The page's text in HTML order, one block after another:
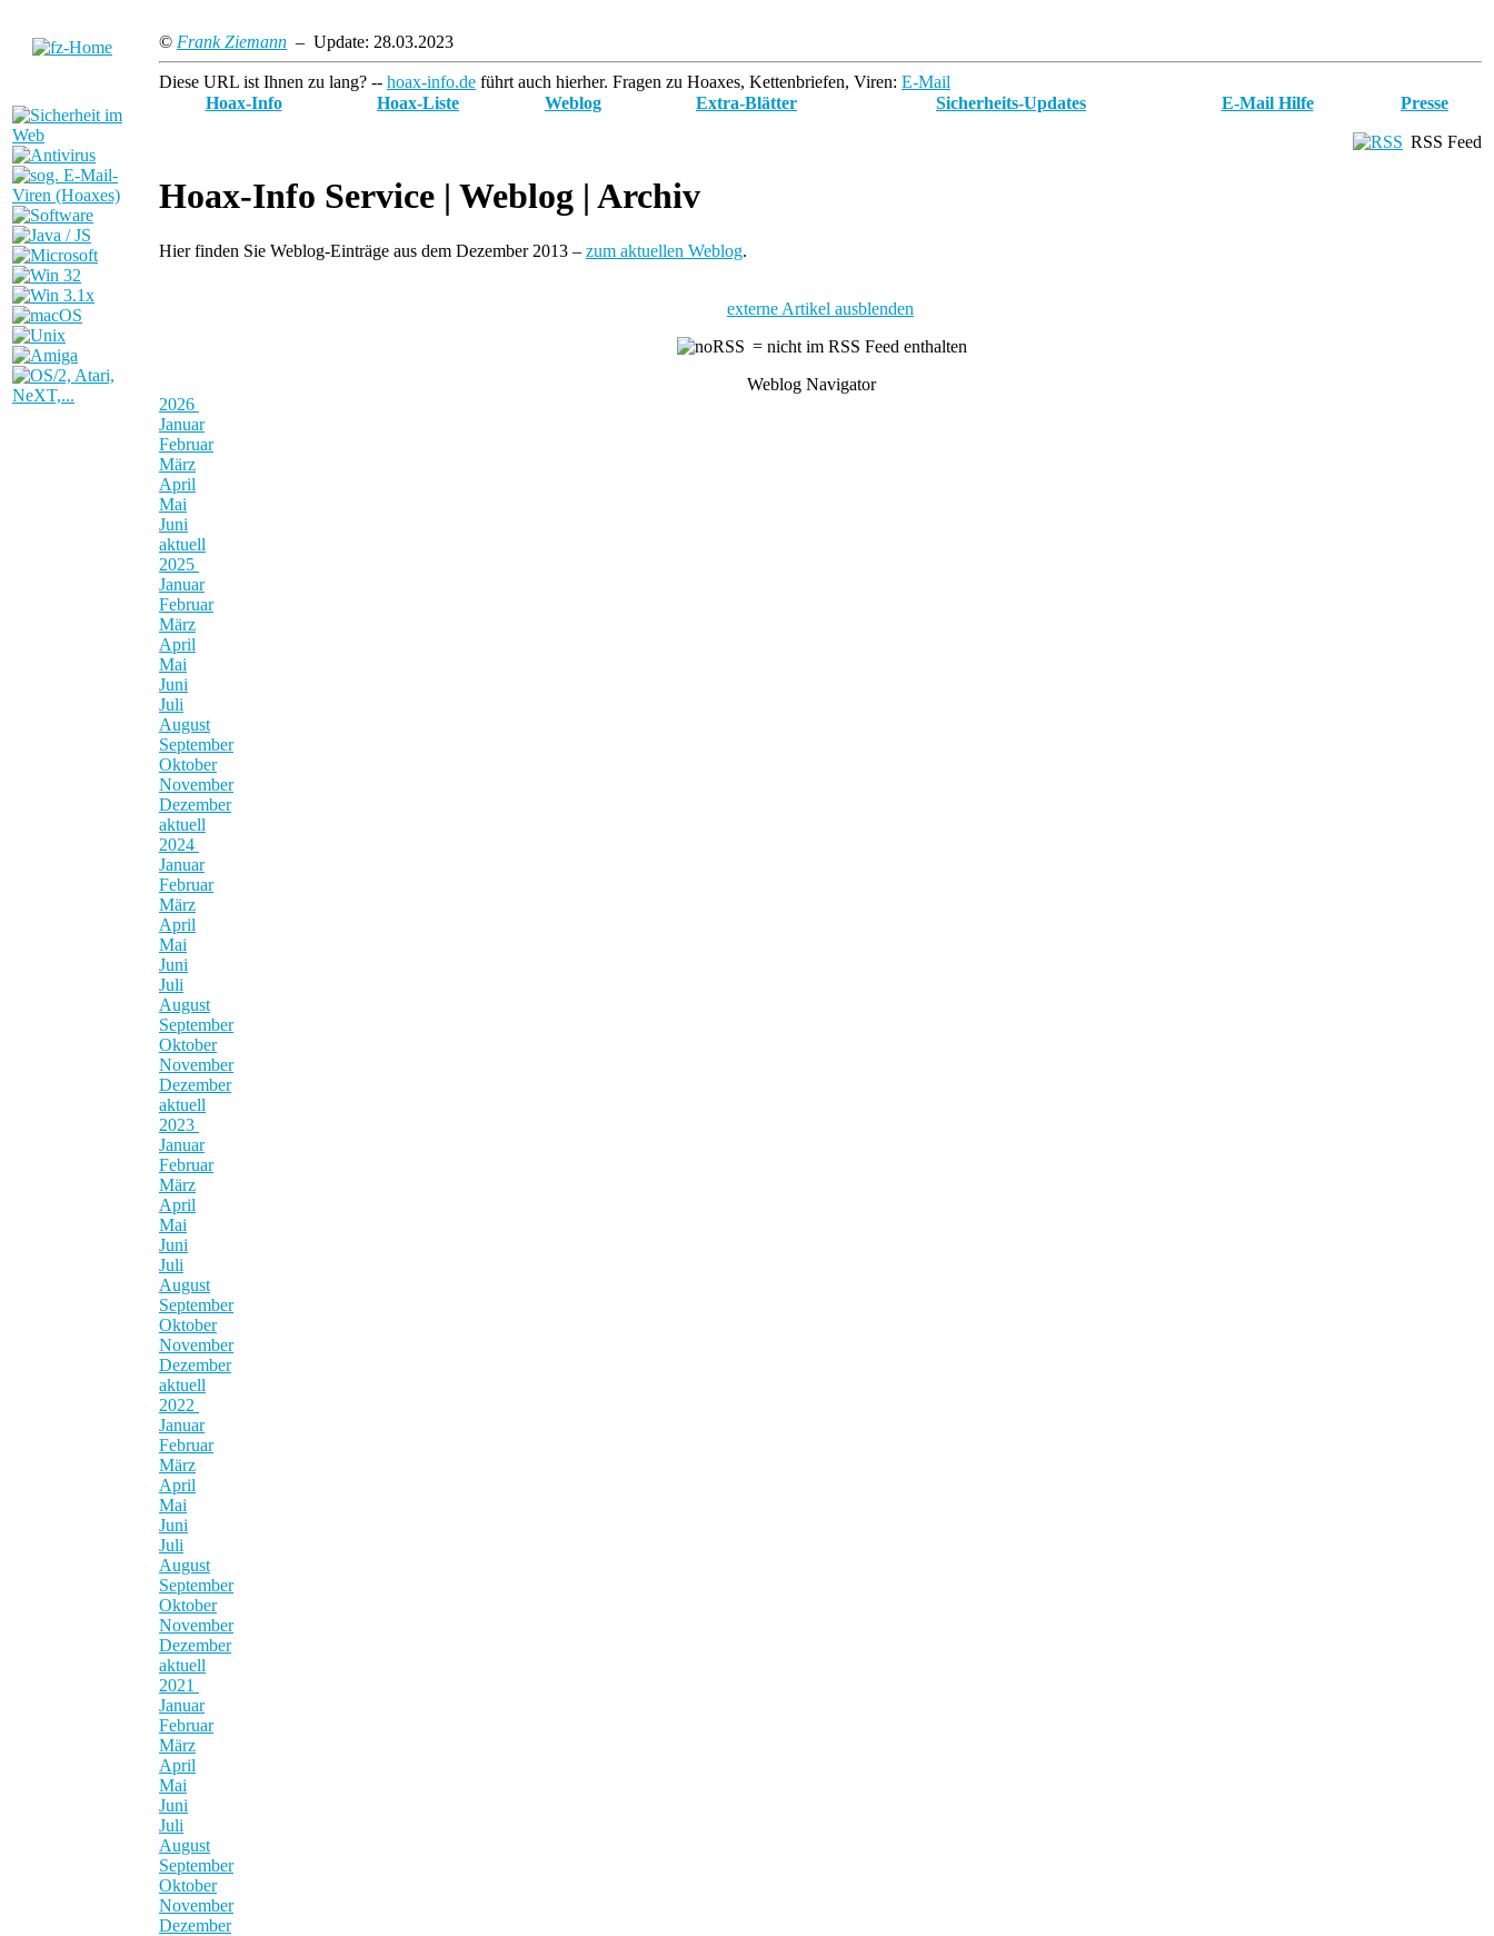
© Frank Ziemann – Update: 28.03.2023
Diese URL ist Ihnen zu lang? -- hoax-info.de führt auch hierher. Fragen zu Hoaxes, Kettenbriefen, Viren: E-Mail
Hoax-Info
Hoax-Liste Weblog Extra-Blätter Sicherheits-Updates E-Mail Hilfe Presse
RSS Feed
Hoax-Info Service | Weblog | Archiv
Hier finden Sie Weblog-Einträge aus dem Dezember 2013 – zum aktuellen Weblog.
externe Artikel ausblenden
= nicht im RSS Feed enthalten
Weblog Navigator
2026
Januar
Februar
März
April
Mai
Juni
aktuell
2025
Januar
Februar
März
April
Mai
Juni
Juli
August
September
Oktober
November
Dezember
aktuell
2024
Januar
Februar
März
April
Mai
Juni
Juli
August
September
Oktober
November
Dezember
aktuell
2023
Januar
Februar
März
April
Mai
Juni
Juli
August
September
Oktober
November
Dezember
aktuell
2022
Januar
Februar
März
April
Mai
Juni
Juli
August
September
Oktober
November
Dezember
aktuell
2021
Januar
Februar
März
April
Mai
Juni
Juli
August
September
Oktober
November
Dezember